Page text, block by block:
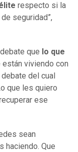
respecto si la
seguridad”,
que lo que
viviendo con
del cual
que les quiero
ese
sean
haciendo. Que